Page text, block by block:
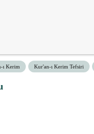
ı Kerim Kur'an-ı Kerim Tefsiri